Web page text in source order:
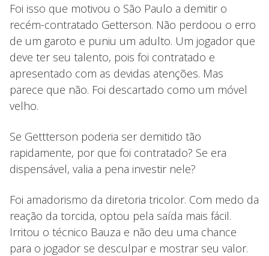
Foi isso que motivou o São Paulo a demitir o
recém-contratado Getterson. Não perdoou o erro
de um garoto e puniu um adulto. Um jogador que
deve ter seu talento, pois foi contratado e
apresentado com as devidas atenções. Mas
parece que não. Foi descartado como um móvel
velho.
Se Gettterson poderia ser demitido tão
rapidamente, por que foi contratado? Se era
dispensável, valia a pena investir nele?
Foi amadorismo da diretoria tricolor. Com medo da
reação da torcida, optou pela saída mais fácil.
Irritou o técnico Bauza e não deu uma chance
para o jogador se desculpar e mostrar seu valor.